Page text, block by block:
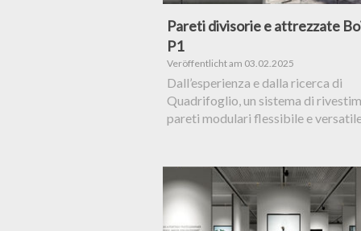
Pareti divisorie e attrezzate
P1
Veröffentlicht am 03.02.2025
Dall’esperienza e dalla ricerca di
Quadrifoglio, un sistema di
pareti modulari flessibile e